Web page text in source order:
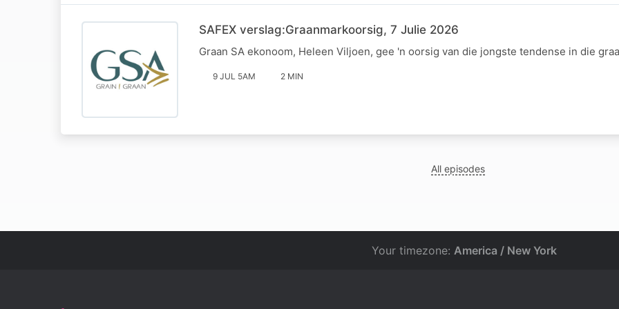
SAFEX verslag:Graanmarkoorsig, 7 Julie 2026
Graan SA ekonoom, Heleen Viljoen, gee 'n oorsig van die jongste tendense in die
9 JUL 5AM 2 MIN
All episodes
Your timezone: America / New York